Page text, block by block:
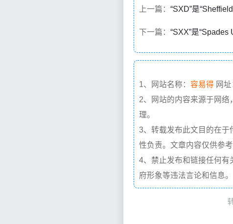
上一篇： “SXD”是
下一篇： “SXX”是“Spades
1、网站名称： 容易得 网址
2、网站的内容来源于网络
理。
3、转载发布此文目的在于
性负责。文章内容仅供参
4、禁止发布和链接任何有
府形象等违法言论和信息。